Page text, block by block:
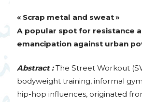
« Scrap metal and sweat»
A popular spot for resistance
emancipation against urban
Abstract : The Street Workout (
bodyweight training, informal
hip-hop influences, originated